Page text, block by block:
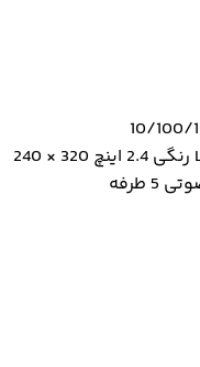
طرفه